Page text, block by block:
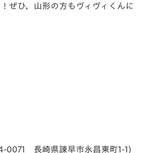
ぜひ、山形の方もヴィヴィくんに
0071 長崎県諫早市永昌東町1-1)